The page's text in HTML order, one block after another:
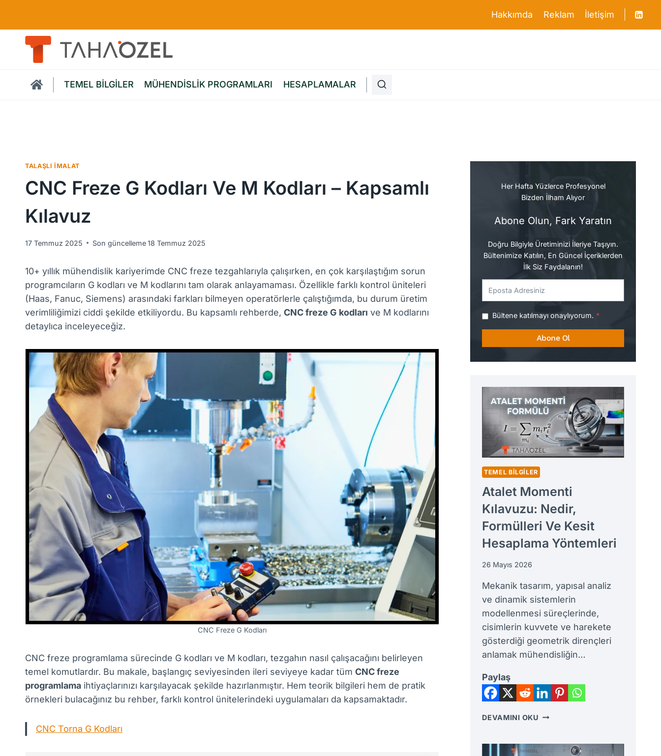
content
Hakkımda Reklam İletişim
TEMEL BİLGİLER MÜHENDİSLİK PROGRAMLARI HESAPLAMALAR
TALAŞLI İMALAT
CNC Freze G Kodları Ve M Kodları – Kapsamlı
Kılavuz
17 Temmuz 2025 Son güncelleme18 Temmuz 2025
10+ yıllık mühendislik kariyerimde CNC freze tezgahlarıyla çalışırken, en çok karşılaştığım sorun
programcıların G kodları ve M kodlarını tam olarak anlayamaması. Özellikle farklı kontrol üniteleri
(Haas, Fanuc, Siemens) arasındaki farkları bilmeyen operatörlerle çalıştığımda, bu durum üretim
verimliliğimizi ciddi şekilde etkiliyordu. Bu kapsamlı rehberde, CNC freze G kodları ve M kodlarını
detaylıca inceleyeceğiz.
CNC Freze G Kodları
CNC freze programlama sürecinde G kodları ve M kodları, tezgahın nasıl çalışacağını belirleyen
temel komutlardır. Bu makale, başlangıç seviyesinden ileri seviyeye kadar tüm CNC freze
programlama ihtiyaçlarınızı karşılayacak şekilde hazırlanmıştır. Hem teorik bilgileri hem de pratik
örnekleri bulacağınız bu rehber, farklı kontrol ünitelerindeki uygulamaları da kapsamaktadır.
CNC Torna G Kodları
Her Hafta Yüzlerce Profesyonel
Bizden İlham Alıyor
Abone Olun, Fark Yaratın
Doğru Bilgiyle Üretiminizi İleriye Taşıyın.
Bültenimize Katılın, En Güncel İçeriklerden
İlk Siz Faydalanın!
Bültene katılmayı onaylıyorum. *
Abone Ol
TEMEL BILGILER
Atalet Momenti
Kılavuzu: Nedir,
Formülleri Ve Kesit
Hesaplama Yöntemleri
26 Mayıs 2026
Mekanik tasarım, yapısal analiz
ve dinamik sistemlerin
modellenmesi süreçlerinde,
cisimlerin kuvvete ve harekete
gösterdiği geometrik dirençleri
anlamak mühendisliğin…
Paylaş
DEVAMINI OKU ATALET